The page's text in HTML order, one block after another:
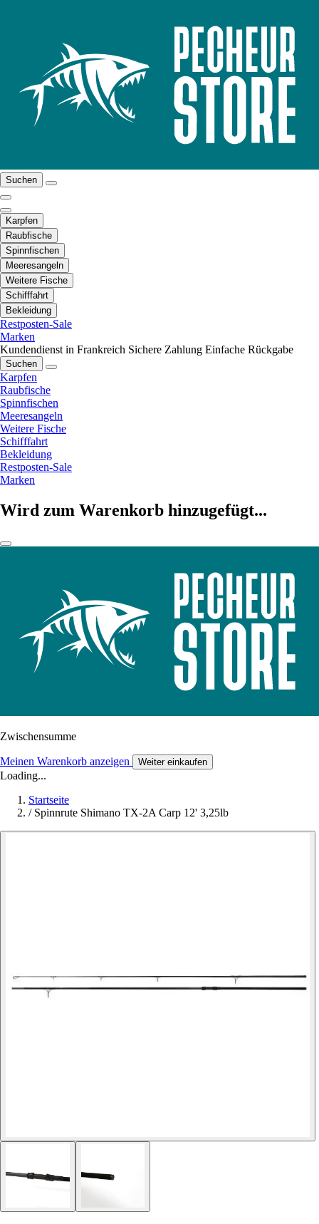
Suchen
Karpfen
Raubfische
Spinnfischen
Meeresangeln
Weitere Fische
Schifffahrt
Bekleidung
Restposten-Sale
Marken
Kundendienst in Frankreich Sichere Zahlung Einfache Rückgabe
Suchen
Karpfen
Raubfische
Spinnfischen
Meeresangeln
Weitere Fische
Schifffahrt
Bekleidung
Restposten-Sale
Marken
Wird zum Warenkorb hinzugefügt...
Zwischensumme
Meinen Warenkorb anzeigen Weiter einkaufen
Loading...
Startseite
/ Spinnrute Shimano TX-2A Carp 12' 3,25lb